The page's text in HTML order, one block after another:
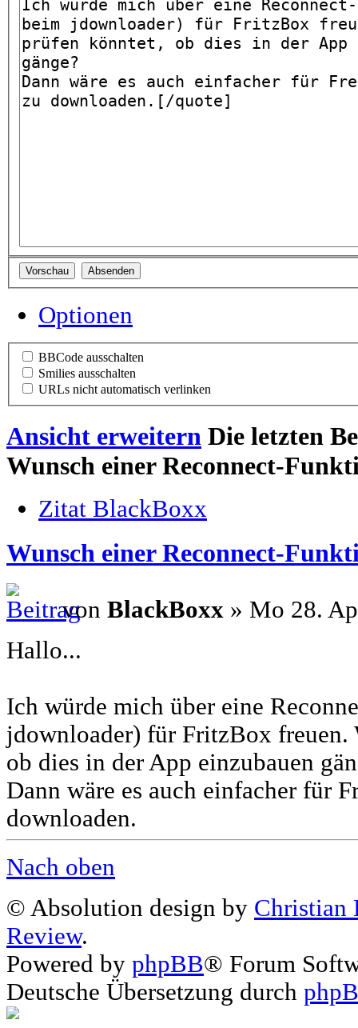
Optionen
BBCode ausschalten
Smilies ausschalten
URLs nicht automatisch verlinken
Ansicht erweitern Die letzten
Wunsch einer Reconnect-
Zitat BlackBoxx
Wunsch einer Reconnect-
von BlackBoxx » Mo 28.
Hallo...
Ich würde mich über eine
jdownloader) für FritzBox freuen.
ob dies in der App einzubauen
Dann wäre es auch einfacher für
downloaden.
Nach oben
© Absolution design by Christian
Review.
Powered by phpBB® Forum
Deutsche Übersetzung durch